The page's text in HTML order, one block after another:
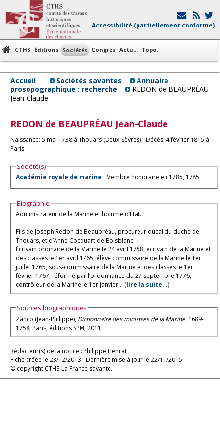
Accessibilité (partiellement conforme)
CTHS Éditions Sociétés Congrès Actu... Topo.
Accueil Sociétés savantes
Annuaire
prosopographique : recherche
REDON de BEAUPRÉAU
Jean-Claude
REDON de BEAUPRÉAU Jean-Claude
Naissance: 5 mai 1738 à Thouars (Deux-Sèvres) - Décès: 4 février 1815 à
Paris
Société(s)
Académie royale de marine : Membre honoraire en 1785, 1785
Biographie
Administrateur de la Marine et homme d’État.
Fils de Joseph Redon de Beaupréau, procureur ducal du duché de
Thouars, et d’Anne Cocquart de Boisblanc.
Écrivain ordinaire de la Marine le 24 avril 1758, écrivain de la Marine et
des classes le 1er avril 1765, élève commissaire de la Marine le 1er
juillet 1765, sous-commissaire de la Marine et des classes le 1er
février 1767, réformé par l’ordonnance du 27 septembre 1776,
contrôleur de la Marine le 1er janvier... (lire la suite...)
Sources biographiques
Zanco (Jean-Philippe), Dictionnaire des ministres de la Marine, 1689-
1758, Paris, éditions SPM, 2011.
Rédacteur(s) de la notice : Philippe Henrat
Fiche créée le 23/12/2013 - Dernière mise à jour le 22/11/2015
© copyright CTHS-La France savante.